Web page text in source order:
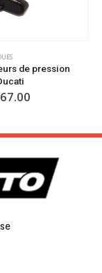
AU PIED
repose
Ducati